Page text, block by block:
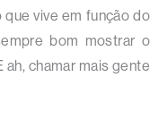
vive em função do
bom mostrar o
ah, chamar mais gente